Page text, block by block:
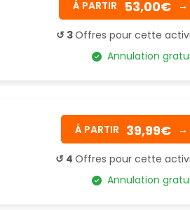
Á PARTIR 53,00€ →
↺ 3Offres pour cette
Annulation
Á PARTIR 39,99€ →
↺ 4 Offres pour cette
Annulation